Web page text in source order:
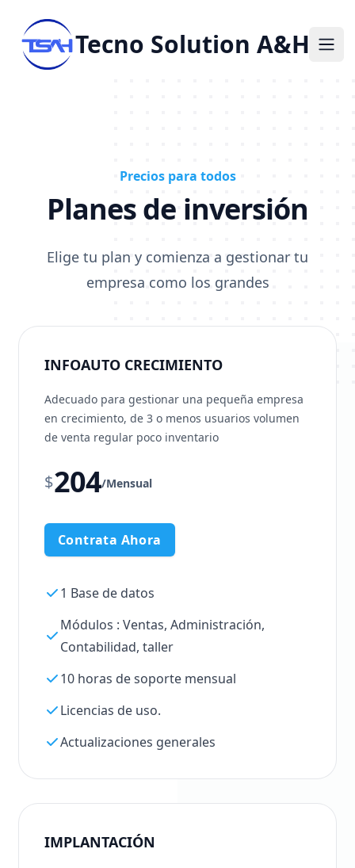
Tecno Solution A&H
Precios para todos
Planes de inversión
Elige tu plan y comienza a gestionar tu
empresa como los grandes
INFOAUTO CRECIMIENTO
Adecuado para gestionar una pequeña empresa
en crecimiento, de 3 o menos usuarios volumen
de venta regular poco inventario
$204/Mensual
Contrata Ahora
1 Base de datos
Módulos : Ventas, Administración,
Contabilidad, taller
10 horas de soporte mensual
Licencias de uso.
Actualizaciones generales
IMPLANTACIÓN